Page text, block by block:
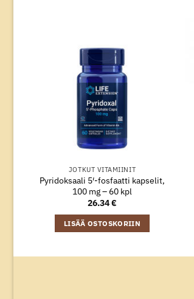
JOTKUT VITAMIINIT
Pyridoksaali 5′-fosfaatti kapselit,
100 mg – 60 kpl
26.34€
LISÄÄ OSTOSKORIIN